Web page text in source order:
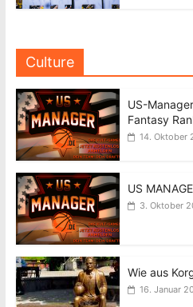
Culture
US-
Fantasy
14. Oktober
US
3. Oktober
Wie aus
16. Januar